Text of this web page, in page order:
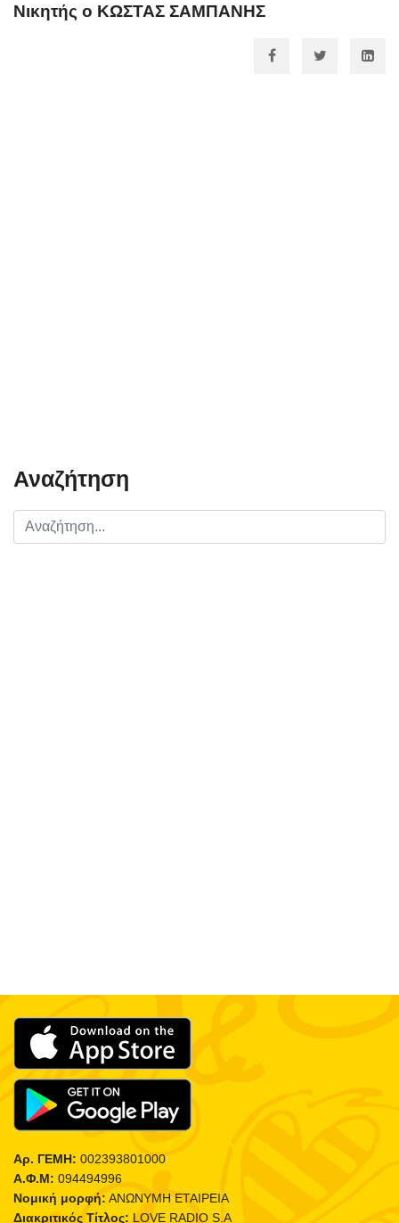
Νικητής ο ΚΩΣΤΑΣ ΣΑΜΠΑΝΗΣ
Αναζήτηση
Αρ. ΓΕΜΗ: 002393801000
Α.Φ.Μ: 094494996
Νομική μορφή: ΑΝΩΝΥΜΗ ΕΤΑΙΡΕΙΑ
Διακριτικός Τίτλος: LOVE RADIO S.A